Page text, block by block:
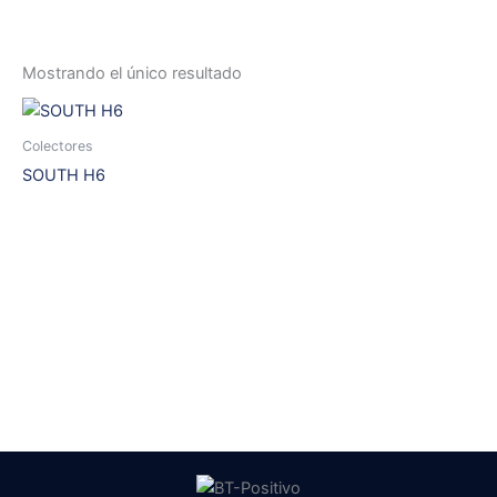
Mostrando el único resultado
Colectores
SOUTH H6